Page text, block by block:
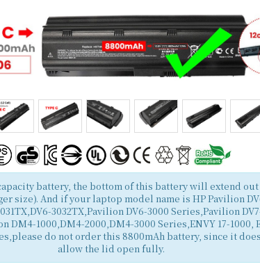
battery, the bottom of this battery will extend
size). And if your laptop model name is HP Pavilion
3032TX,Pavilion DV6-3000 Series,Pavilion
DM4-1000,DM4-2000,DM4-3000 Series,ENVY 17-1000,
do not order this 8800mAh battery, since it
allow the lid open fully.